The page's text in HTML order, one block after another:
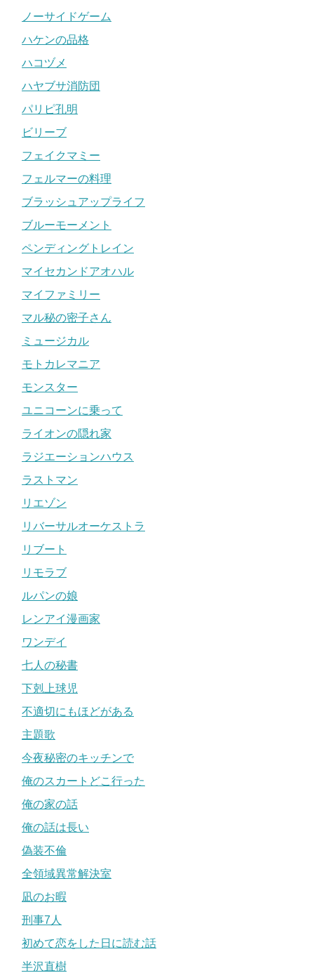
ノーサイドゲーム
ハケンの品格
ハコヅメ
ハヤブサ消防団
パリピ孔明
ビリーブ
フェイクマミー
フェルマーの料理
ブラッシュアップライフ
ブルーモーメント
ペンディングトレイン
マイセカンドアオハル
マイファミリー
マル秘の密子さん
ミュージカル
モトカレマニア
モンスター
ユニコーンに乗って
ライオンの隠れ家
ラジエーションハウス
ラストマン
リエゾン
リバーサルオーケストラ
リブート
リモラブ
ルパンの娘
レンアイ漫画家
ワンデイ
七人の秘書
下剋上球児
不適切にもほどがある
主題歌
今夜秘密のキッチンで
俺のスカートどこ行った
俺の家の話
俺の話は長い
偽装不倫
全領域異常解決室
凪のお暇
刑事7人
初めて恋をした日に読む話
半沢直樹